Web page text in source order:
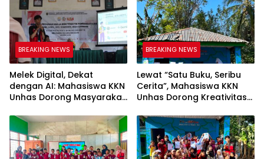
BREAKING NEWS
Melek Digital, Dekat
dengan AI: Mahasiswa KKN
Unhas Dorong Masyarakat
Digital yang Cerdas dan
Adaptif
BREAKING NEWS
Lewat “Satu Buku, Seribu
Cerita”, Mahasiswa KKN
Unhas Dorong Kreativitas
Tolo